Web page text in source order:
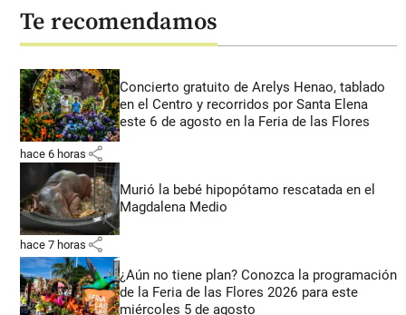
Te recomendamos
Concierto gratuito de Arelys Henao, tablado
en el Centro y recorridos por Santa Elena
este 6 de agosto en la Feria de las Flores
hace 6 horas share
Murió la bebé hipopótamo rescatada en el
Magdalena Medio
hace 7 horas share
¿Aún no tiene plan? Conozca la programación
de la Feria de las Flores 2026 para este
miércoles 5 de agosto